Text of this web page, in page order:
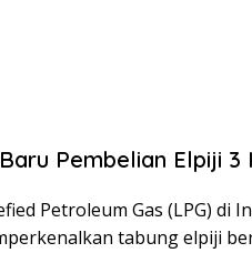
Pembelian Elpiji 3
Petroleum Gas (LPG) di
tabung elpiji